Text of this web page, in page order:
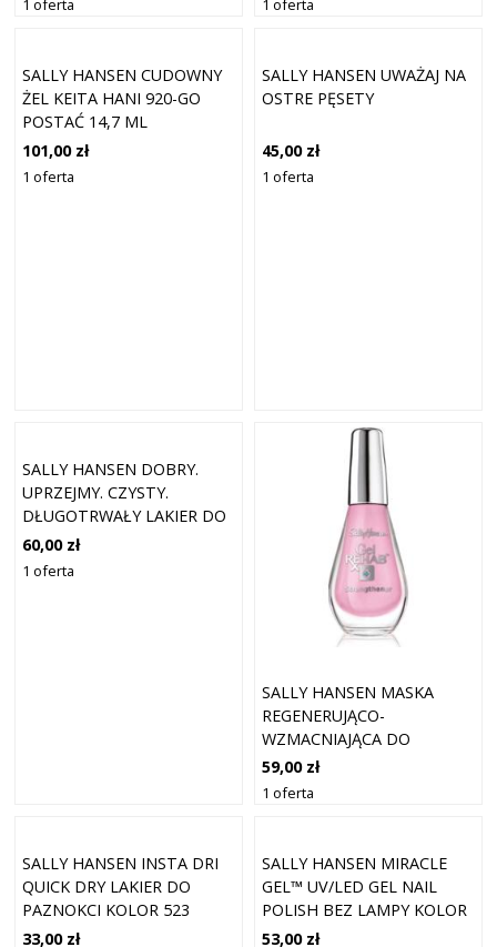
1 oferta 1 oferta
SALLY HANSEN CUDOWNY
ŻEL KEITA HANI 920-GO
POSTAĆ 14,7 ML
101,00 zł
1 oferta
SALLY HANSEN UWAŻAJ NA
OSTRE PĘSETY
45,00 zł
1 oferta
SALLY HANSEN DOBRY.
UPRZEJMY. CZYSTY.
DŁUGOTRWAŁY LAKIER DO
PAZNOKCI O DZIAŁANIU
UJĘDRNIAJĄCYM, SUN-
60,00 zł
1 oferta
SALLY HANSEN MASKA
REGENERUJĄCO-
WZMACNIAJĄCA DO
BARDZO ZNISZCZONYCH
PAZNOKCI 10 ML
59,00 zł
1 oferta
SALLY HANSEN INSTA DRI
QUICK DRY LAKIER DO
PAZNOKCI KOLOR 523
THYME IS MONEY 9,17 ML
33,00 zł
SALLY HANSEN MIRACLE
GEL™ UV/LED GEL NAIL
POLISH BEZ LAMPY KOLOR
205 DO TAUPE 14,7 ML
53,00 zł